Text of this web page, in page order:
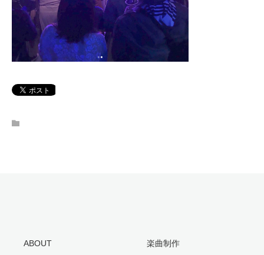
ABOUT 楽曲制作